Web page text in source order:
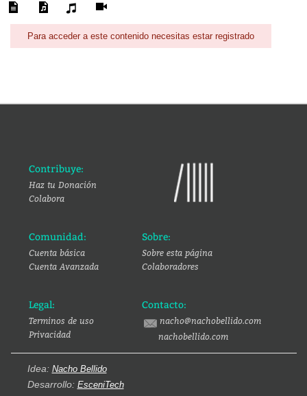
Para acceder a este contenido necesitas estar registrado
Contribuye:
Haz tu Donación
Colabora
Comunidad:
Cuenta básica
Cuenta Avanzada
Sobre:
Sobre esta página
Colaboradores
Legal:
Terminos de uso
Privacidad
Contacto:
nacho@nachobellido.com
nachobellido.com
Idea: Nacho Bellido
Desarrollo: EsceniTech